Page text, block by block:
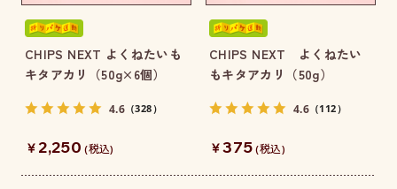
CHIPS NEXT よくねたいも
キタアカリ（50g×6個）
4.6 （328）
￥2,250 (税込)
CHIPS NEXT よくねたい
もキタアカリ（50g）
4.6 （112）
￥375 (税込)